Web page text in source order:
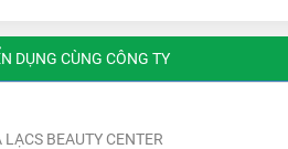
DỤNG CÙNG CÔNG TY
BEAUTY CENTER